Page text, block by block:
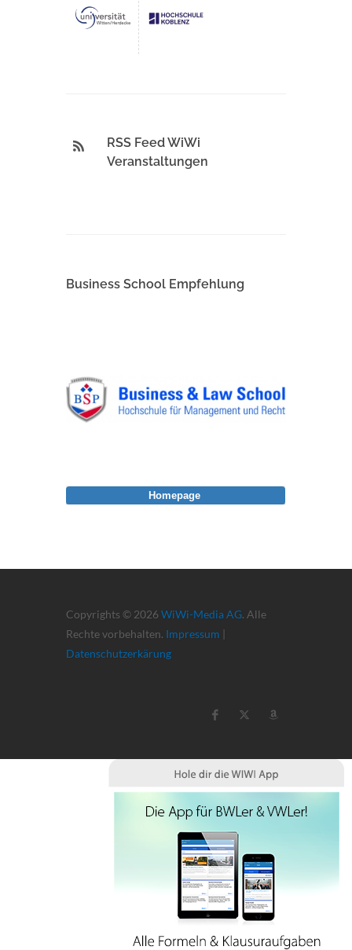
RSS Feed WiWi
Veranstaltungen
Business School Empfehlung
Copyrights © 2026 WiWi-Media AG. Alle
Rechte vorbehalten. Impressum |
Datenschutzerkärung
Homepage